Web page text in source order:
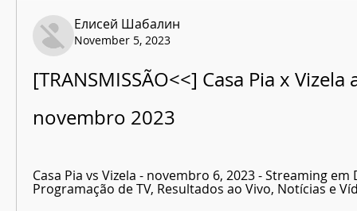
Елисей Шабалин
November 5, 2023
[TRANSMISSÃO<<] Casa Pia x Vizela
novembro 2023
Casa Pia vs Vizela - novembro 6, 2023 - Streaming em
Programação de TV, Resultados ao Vivo, Notícias e